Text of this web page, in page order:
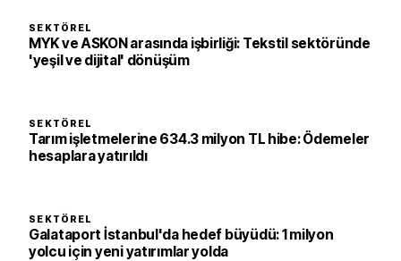
SEKTÖREL
MYK ve ASKON arasında işbirliği: Tekstil sektöründe
'yeşil ve dijital' dönüşüm
SEKTÖREL
Tarım işletmelerine 634.3 milyon TL hibe: Ödemeler
hesaplara yatırıldı
SEKTÖREL
Galataport İstanbul'da hedef büyüdü: 1 milyon
yolcu için yeni yatırımlar yolda